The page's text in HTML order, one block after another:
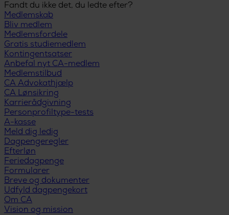
Fandt du ikke det, du ledte efter?
Medlemskab
Bliv medlem
Medlemsfordele
Gratis studiemedlem
Kontingentsatser
Anbefal nyt CA-medlem
Medlemstilbud
CA Advokathjælp
CA Lønsikring
Karrierådgivning
Personprofiltype-tests
A-kasse
Meld dig ledig
Dagpengeregler
Efterløn
Feriedagpenge
Formularer
Breve og dokumenter
Udfyld dagpengekort
Om CA
Vision og mission